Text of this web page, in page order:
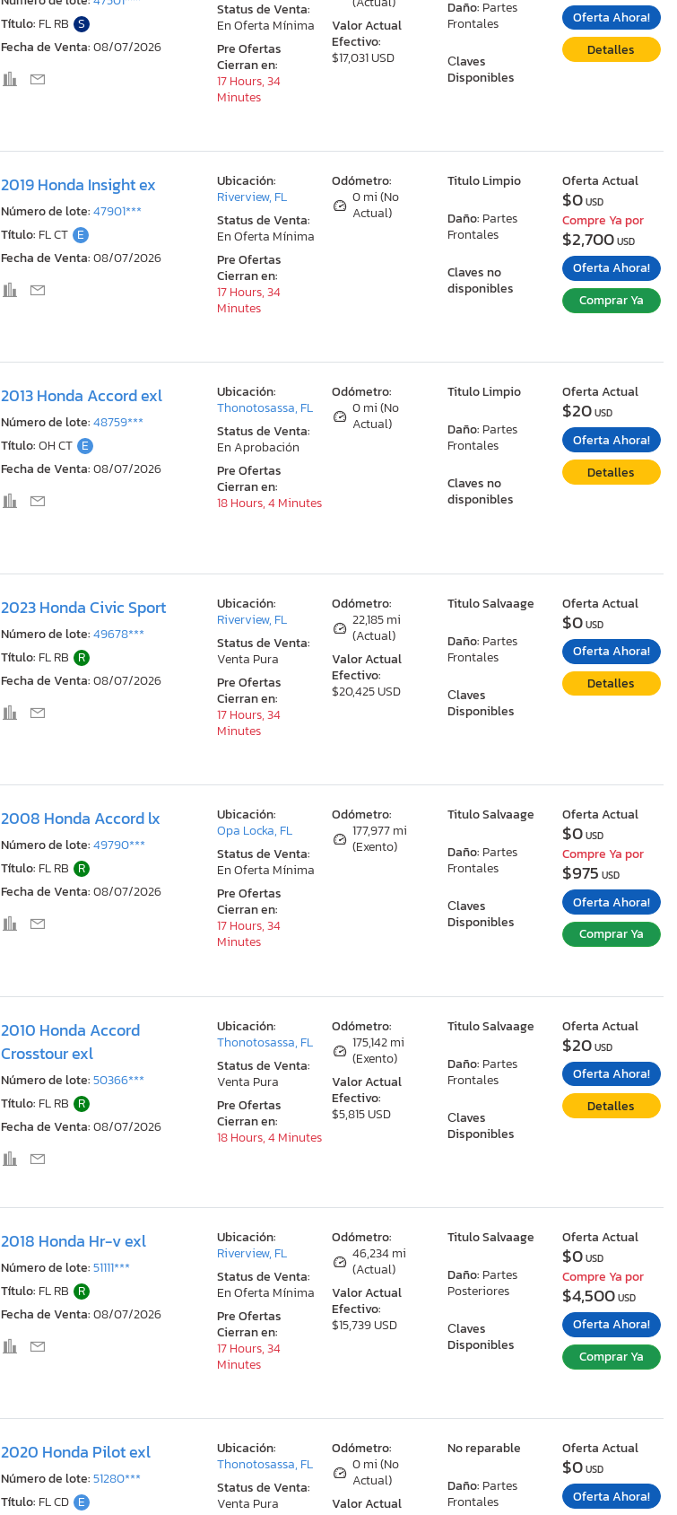
Título: FL RB S
Fecha de Venta:08/07/2026
Valor Actual
Efectivo:
$17,031 USD
Daño: Partes
Frontales
Сlaves
Disponibles
Status de Venta:
En Oferta Mínima
Pre Ofertas
Cierran en:
17 Hours, 34
Minutes
Oferta Ahora!
Detalles
2019 Honda Insight ex
Número de lote:47901***
Título: FL CT E
Fecha de Venta:08/07/2026
Odómetro:
0 mi (No
Actual)
Titulo Limpio
Daño: Partes
Frontales
Claves no
disponibles
Ubicación:
Riverview, FL
Status de Venta:
En Oferta Mínima
Pre Ofertas
Cierran en:
17 Hours, 34
Minutes
Oferta Actual
$0USD
Compre Ya por
$2,700USD
Oferta Ahora!
Comprar Ya
2013 Honda Accord exl
Número de lote:48759***
Título:OH CT E
Fecha de Venta:08/07/2026
Odómetro:
0 mi (No
Actual)
Titulo Limpio
Daño: Partes
Frontales
Claves no
disponibles
Ubicación:
Thonotosassa, FL
Status de Venta:
En Aprobación
Pre Ofertas
Cierran en:
18 Hours, 4 Minutes
Oferta Actual
$20USD
Oferta Ahora!
Detalles
2023 Honda Civic Sport
Número de lote:49678***
Título: FL RB R
Fecha de Venta:08/07/2026
Odómetro:
22,185 mi
(Actual)
Valor Actual
Efectivo:
$20,425 USD
Titulo Salvaage
Daño: Partes
Frontales
Сlaves
Disponibles
Ubicación:
Riverview, FL
Status de Venta:
Venta Pura
Pre Ofertas
Cierran en:
17 Hours, 34
Minutes
Oferta Actual
$0USD
Oferta Ahora!
Detalles
2008 Honda Accord lx
Número de lote:49790***
Título: FL RB R
Fecha de Venta:08/07/2026
Odómetro:
177,977 mi
(Exento)
Titulo Salvaage
Daño: Partes
Frontales
Сlaves
Disponibles
Ubicación:
Opa Locka, FL
Status de Venta:
En Oferta Mínima
Pre Ofertas
Cierran en:
17 Hours, 34
Minutes
Oferta Actual
$0USD
Compre Ya por
$975 USD
Oferta Ahora!
Comprar Ya
2010 Honda Accord
Crosstour exl
Número de lote:50366***
Título: FL RB R
Fecha de Venta:08/07/2026
Odómetro:
175,142 mi
(Exento)
Valor Actual
Efectivo:
$5,815 USD
Titulo Salvaage
Daño: Partes
Frontales
Сlaves
Disponibles
Ubicación:
Thonotosassa, FL
Status de Venta:
Venta Pura
Pre Ofertas
Cierran en:
18 Hours, 4 Minutes
Oferta Actual
$20USD
Oferta Ahora!
Detalles
2018 Honda Hr-v exl
Número de lote:51111***
Título: FL RB R
Fecha de Venta:08/07/2026
Odómetro:
46,234 mi
(Actual)
Valor Actual
Efectivo:
$15,739 USD
Titulo Salvaage
Daño: Partes
Posteriores
Сlaves
Disponibles
Ubicación:
Riverview, FL
Status de Venta:
En Oferta Mínima
Pre Ofertas
Cierran en:
17 Hours, 34
Minutes
Oferta Actual
$0USD
Compre Ya por
$4,500USD
Oferta Ahora!
Comprar Ya
2020 Honda Pilot exl
Número de lote:51280***
Título: FL CD E
Odómetro:
0 mi (No
Actual)
Valor Actual
No reparable
Daño: Partes
Frontales
Ubicación:
Thonotosassa, FL
Status de Venta:
Venta Pura
Oferta Actual
$0USD
Oferta Ahora!